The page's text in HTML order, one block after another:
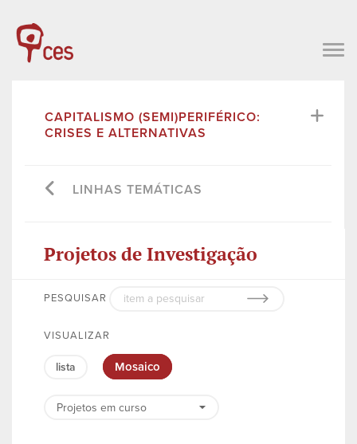
CAPITALISMO (SEMI)PERIFÉRICO:
CRISES E ALTERNATIVAS
LINHAS TEMÁTICAS
Projetos de Investigação
PESQUISAR
VISUALIZAR
lista Mosaico